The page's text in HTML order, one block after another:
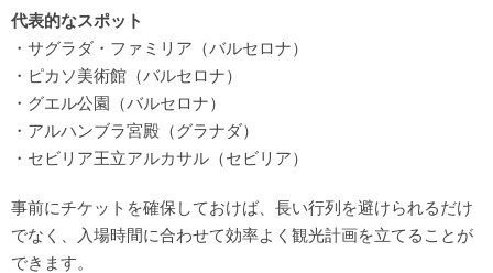
代表的なスポット
・サグラダ・ファミリア（バルセロナ）
・ピカソ美術館（バルセロナ）
・グエル公園（バルセロナ）
・アルハンブラ宮殿（グラナダ）
・セビリア王立アルカサル（セビリア）
事前にチケットを確保しておけば、長い行列を避けられるだけ
でなく、入場時間に合わせて効率よく観光計画を立てることが
できます。